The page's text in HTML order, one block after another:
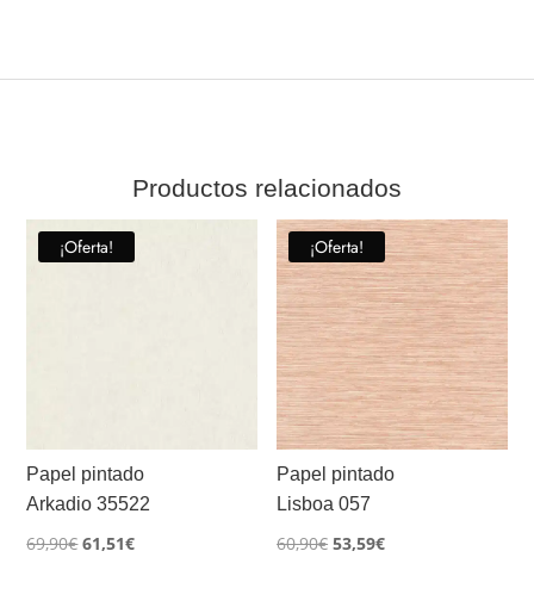
Productos relacionados
¡Oferta!
Papel pintado
Arkadio 35522
69,90€El
61,51€El
¡Oferta!
Papel pintado
Lisboa 057
60,90€ El
53,59€El